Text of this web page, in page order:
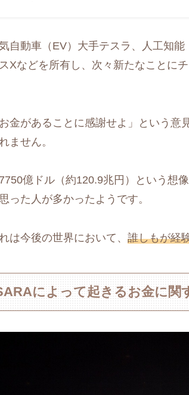
自動車（EV）大手テスラ、人工知
Xなどを所有し、次々新たなことに
金があることに感謝せよ」という意
ません。
億ドル（約120.9兆円）という想
った人が多かったようです。
は今後の世界において、 誰しもが経
によって起きるお金に関